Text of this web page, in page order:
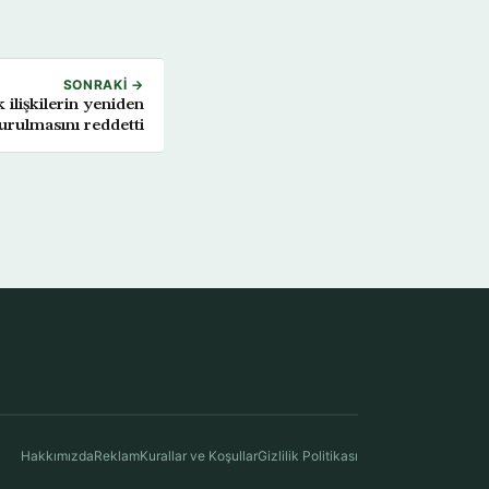
SONRAKI →
ilişkilerin yeniden
reddetti
HakkımızdaReklamKurallar ve KoşullarGizlilik Politikası